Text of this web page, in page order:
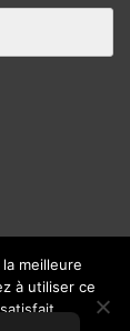
-Politique de
meilleure
à utiliser ce